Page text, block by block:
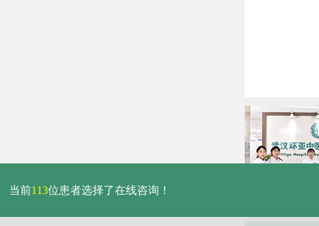
当前113位患者选择了在线咨询！